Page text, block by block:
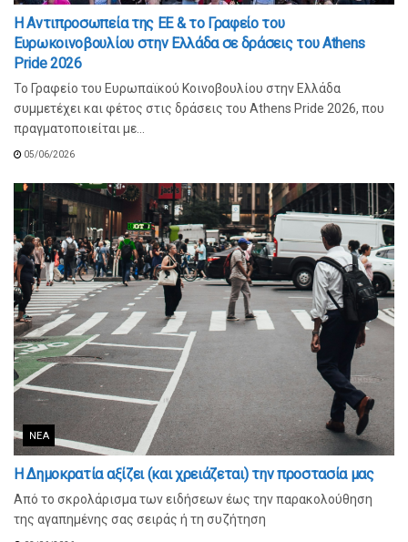
Η Αντιπροσωπεία της ΕΕ & το Γραφείο του
Ευρωκοινοβουλίου στην Ελλάδα σε δράσεις του Athens
Pride 2026
Το Γραφείο του Ευρωπαϊκού Κοινοβουλίου στην Ελλάδα
συμμετέχει και φέτος στις δράσεις του Athens Pride 2026, που
πραγματοποιείται με...
05/06/2026
ΝΈΑ
Η Δημοκρατία αξίζει (και χρειάζεται) την προστασία μας
Από το σκρολάρισμα των ειδήσεων έως την παρακολούθηση
της αγαπημένης σας σειράς ή τη συζήτηση